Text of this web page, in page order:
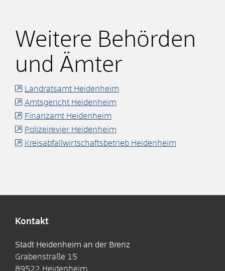
Weitere Behörden
und Ämter
Landratsamt Heidenheim
Amtsgericht Heidenheim
Finanzamt Heidenheim
Polizeirevier Heidenheim
Kreisabfallwirtschaftsbetrieb Heidenheim
Kontakt
Stadt Heidenheim an der Brenz
Grabenstraße 15
89522 Heidenheim